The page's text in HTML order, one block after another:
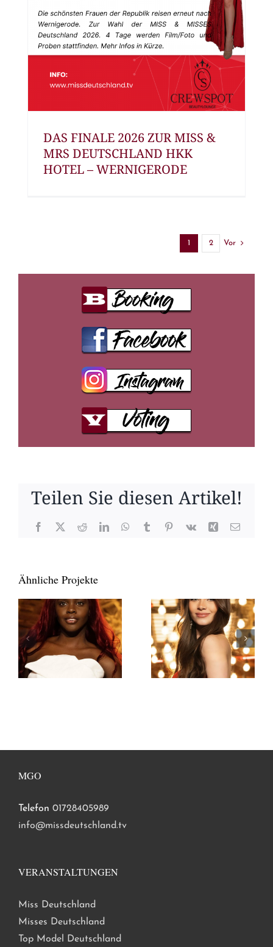
DAS FINALE 2026 ZUR MISS &
MRS DEUTSCHLAND HKK
HOTEL – WERNIGERODE
1 2 Vor
Teilen Sie diesen Artikel!
Facebook
X RedditLinkedInWhatsApp
TumblrPinterest
Vk Xing E-
Ähnliche Projekte
MGO
Telefon 01728405989
info@missdeutschland.tv
VERANSTALTUNGEN
Miss Deutschland
Misses Deutschland
Top Model Deutschland